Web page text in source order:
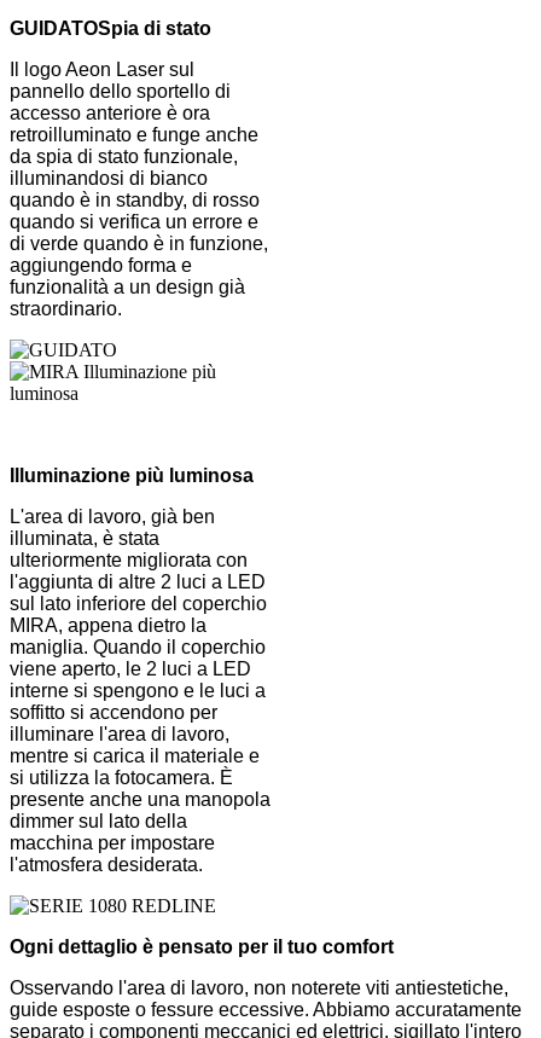
GUIDATOSpia di stato
Il logo Aeon Laser sul
pannello dello sportello di
accesso anteriore è ora
retroilluminato e funge anche
da spia di stato funzionale,
illuminandosi di bianco
quando è in standby, di rosso
quando si verifica un errore e
di verde quando è in funzione,
aggiungendo forma e
funzionalità a un design già
straordinario.
Illuminazione più luminosa
L'area di lavoro, già ben
illuminata, è stata
ulteriormente migliorata con
l'aggiunta di altre 2 luci a LED
sul lato inferiore del coperchio
MIRA, appena dietro la
maniglia. Quando il coperchio
viene aperto, le 2 luci a LED
interne si spengono e le luci a
soffitto si accendono per
illuminare l'area di lavoro,
mentre si carica il materiale e
si utilizza la fotocamera. È
presente anche una manopola
dimmer sul lato della
macchina per impostare
l'atmosfera desiderata.
Ogni dettaglio è pensato per il tuo comfort
Osservando l'area di lavoro, non noterete viti antiestetiche,
guide esposte o fessure eccessive. Abbiamo accuratamente
separato i componenti meccanici ed elettrici, sigillato l'intero